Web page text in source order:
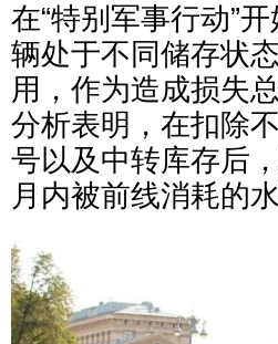
在“特别军事行动”
辆处于不同储存状
用，作为造成损失
分析表明，在扣除
号以及中转库存后
月内被前线消耗的水